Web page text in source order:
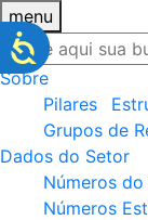
menu
Sobre
Pilares
Grupos de
Dados do Setor
Números
Números